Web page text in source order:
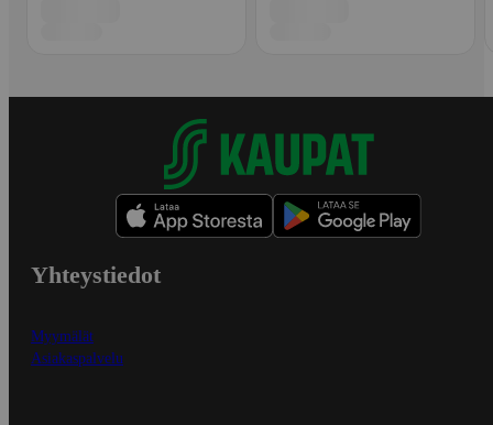
Yhteystiedot
Myymälät
Asiakaspalvelu